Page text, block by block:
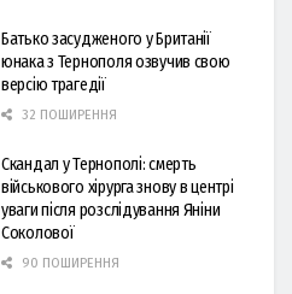
Батько засудженого у Британії
юнака з Тернополя озвучив свою
версію трагедії
32 ПОШИРЕННЯ
Скандал у Тернополі: смерть
військового хірурга знову в центрі
уваги після розслідування Яніни
Соколової
90 ПОШИРЕННЯ